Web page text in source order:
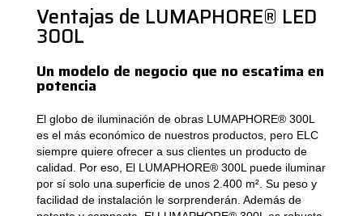
Ventajas de LUMAPHORE® LED
300L
Un modelo de negocio que no escatima en
potencia
El globo de iluminación de obras LUMAPHORE® 300L
es el más económico de nuestros productos, pero ELC
siempre quiere ofrecer a sus clientes un producto de
calidad. Por eso, El LUMAPHORE® 300L puede iluminar
por sí solo una superficie de unos 2.400 m². Su peso y
facilidad de instalación le sorprenderán. Además de